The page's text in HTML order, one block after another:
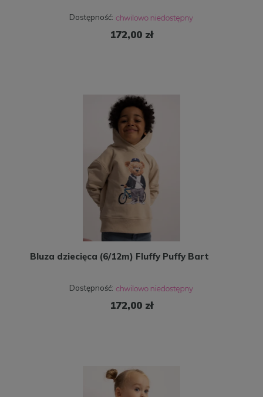
Dostępność:
172,00 zł
Bluza dziecięca (6/12m) Fluffy Puffy Bart
Dostępność:
172,00 zł